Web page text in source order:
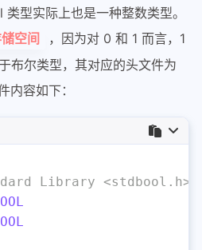
型实际上也是一种整数类型。
空间
，因为对 0 和 1 而言，1
布尔类型，其对应的头文件为
内容如下：
Library <stdbool.h>